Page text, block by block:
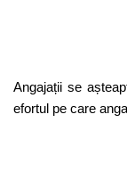
Angajații se
efortul pe care